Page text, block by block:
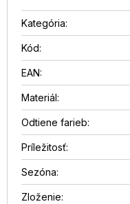
Kategória:
Kód:
EAN:
Materiál:
Odtiene farieb:
Príležitosť:
Sezóna:
Zloženie: